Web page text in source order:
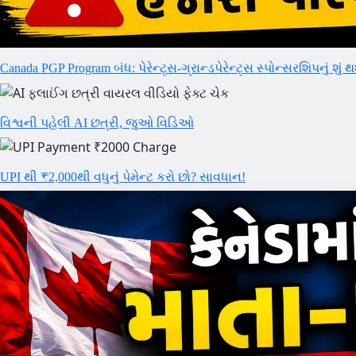
Canada PGP Program બંધ: પેરેન્ટ્સ-ગ્રાન્ડપેરેન્ટ્સ સ્પોન્સરશિપનું શું
વિશ્વની પહેલી AI છત્રી, જુઓ વિડિઓ
UPI થી ₹2,000થી વધુનું પેમેન્ટ કરો છો? સાવધાન!